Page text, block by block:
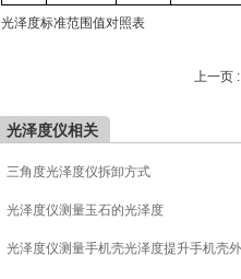
光泽度标准范围值对照表
上一页
光泽度仪相关
三角度光泽度仪拆卸方式
光泽度仪测量玉石的光泽度
光泽度仪测量手机壳光泽度提升手机壳